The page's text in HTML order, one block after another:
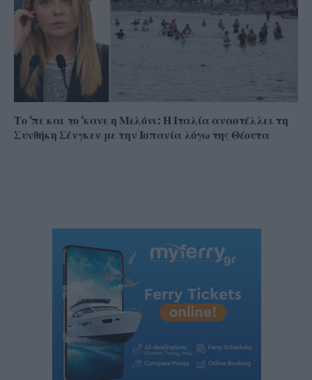
Το ‘πε και το ‘κανε η Μελόνι: Η Ιταλία αναστέλλει τη
Συνθήκη Σένγκεν με την Ισπανία λόγω της Θέουτα